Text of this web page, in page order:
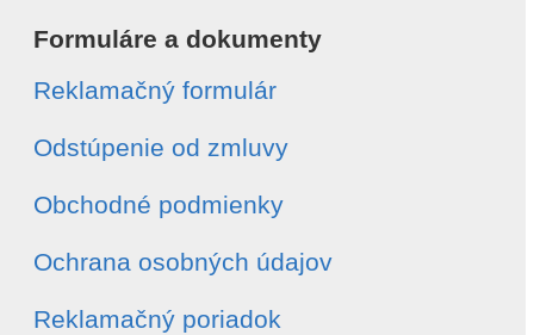
Formuláre a dokumenty
Reklamačný formulár
Odstúpenie od zmluvy
Obchodné podmienky
Ochrana osobných údajov
Reklamačný poriadok